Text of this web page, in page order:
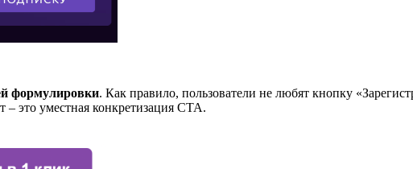
формулировки. Как правило, пользователи не любят кнопку
– это уместная конкретизация CTA.